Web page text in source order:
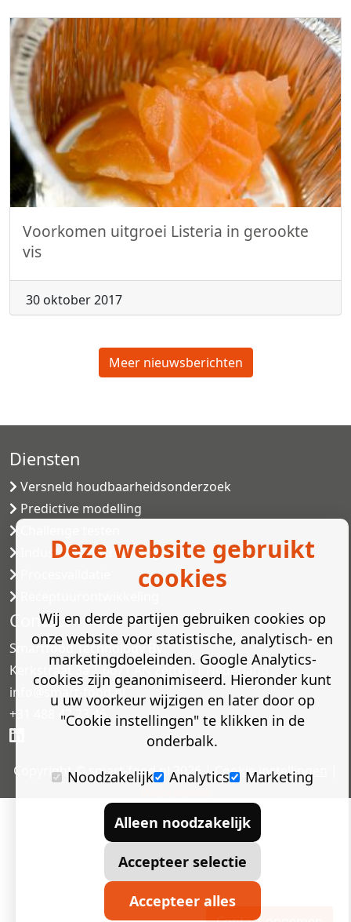
Voorkomen uitgroei Listeria in gerookte
vis
30 oktober 2017
Meer nieuwsberichten
Diensten
Versneld houdbaarheidsonderzoek
Predictive modelling
Industriële microbiologie
Contact
Smartfood Technology BV
Kerkstraat 3a | 6671 AN Zetten | Nederland
info@smart-food.nl
+31 488 42 23 46
Copyright © smart-food.nl 2026 |Cookie instellingen
Deze website gebruikt
cookies
Wij en derde partijen gebruiken cookies op
onze website voor statistische, analytisch- en
marketingdoeleinden. Google Analytics-
cookies zijn geanonimiseerd. Hieronder kunt
u uw voorkeur wijzigen en later door op
"Cookie instellingen" te klikken in de
onderbalk.
Noodzakelijk
Analytics Marketing
Alleen noodzakelijk
Accepteer selectie
Accepteer alles